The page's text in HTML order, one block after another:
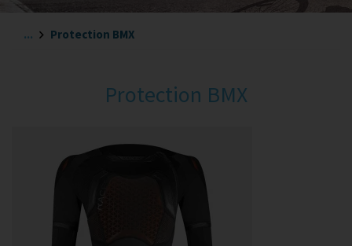
... Protection BMX
Protection BMX